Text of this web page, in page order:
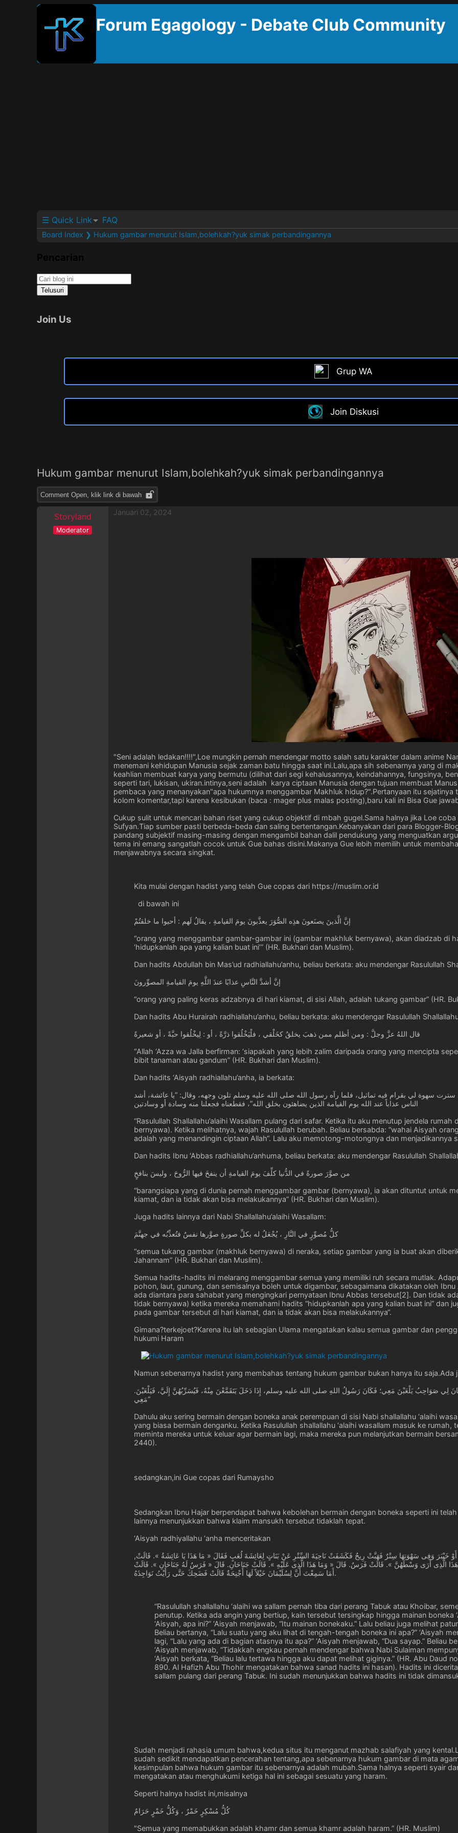
Forum Egagology - Debate Club Community
☰ Quick Link FAQ
Board Index ❯ Hukum gambar menurut Islam,bolehkah?yuk simak perbandingannya
Join Us
Grup WA
Join Diskusi
Hukum gambar menurut Islam,bolehkah?yuk simak perbandingannya
Comment Open, klik link di bawah
Storyland Januari 02, 2024
"Seni adalah ledakan!!!!",Loe mungkin pernah mendengar motto salah satu karakter dalam anime
menemani kehidupan Manusia sejak zaman batu hingga saat ini.Lalu,apa sih sebenarnya yang di
keahlian membuat karya yang bermutu (dilihat dari segi kehalusannya, keindahannya, fungsinya,
seperti tari, lukisan, ukiran.intinya,seni adalah karya ciptaan Manusia dengan tujuan membuat
pembaca yang menanyakan"apa hukumnya menggambar Makhluk hidup?".Pertanyaan itu
kolom komentar,tapi karena kesibukan (baca : mager plus malas posting),baru kali ini Bisa Gue
Cukup sulit untuk mencari bahan riset yang cukup objektif di mbah gugel.Sama halnya jika Loe
Sufyan.Tiap sumber pasti berbeda-beda dan saling bertentangan.Kebanyakan dari para Blogger-
pandang subjektif masing-masing dengan mengambil bahan dalil pendukung yang menguatkan
tema ini emang sangatlah cocok untuk Gue bahas disini.Makanya Gue lebih memilih untuk
menjawabnya secara singkat.
Kita mulai dengan hadist yang telah Gue copas dari https://muslim.or.id
di bawah ini
إنَّ الَّذينَ يصنَعونَ هذِه الصُّوَرَ يعذَّبونَ يومَ القيامةِ ، يقالُ لَهم : أحيوا ما خلقتُمْ
“orang yang menggambar gambar-gambar ini (gambar makhluk bernyawa), akan diadzab di
‘hidupkanlah apa yang kalian buat ini’” (HR. Bukhari dan Muslim).
Dan hadits Abdullah bin Mas’ud radhiallahu’anhu, beliau berkata: aku mendengar Rasulullah
إنَّ أشدَّ النَّاسِ عذابًا عندَ اللَّهِ يومَ القيامةِ المصوِّرونَ
“orang yang paling keras adzabnya di hari kiamat, di sisi Allah, adalah tukang gambar” (HR.
Dan hadits Abu Hurairah radhiallahu’anhu, beliau berkata: aku mendengar Rasulullah
قال اللهُ عزَّ وجلَّ : ومن أظلم ممن ذهبَ يخلقُ كخَلْقي ، فلْيَخْلُقوا ذرَّةً ، أو : لِيخْلُقوا حبَّةً ، أو شعيرةً
“Allah ‘Azza wa Jalla berfirman: ‘siapakah yang lebih zalim daripada orang yang mencipta
bibit tanaman atau gandum” (HR. Bukhari dan Muslim).
Dan hadits ‘Aisyah radhiallahu’anha, ia berkata:
سهوة لي بقرام فيه تماثيل، فلما رآه رسول الله صلى الله عليه وسلم تلون وجهه، وقال: “يا عائشة، أشد
الناس عذاباً عند الله يوم القيامة الذين يضاهئون بخلق الله”، فقطعناه فجعلنا منه وسادة أو وسادتين
“Rasulullah Shallallahu’alaihi Wasallam pulang dari safar. Ketika itu aku menutup jendela
bernyawa). Ketika melihatnya, wajah Rasulullah berubah. Beliau bersabda: “wahai Aisyah
adalah yang menandingin ciptaan Allah“. Lalu aku memotong-motongnya dan menjadikannya
Dan hadits Ibnu ‘Abbas radhiallahu’anhuma, beliau berkata: aku mendengar Rasulullah
من صوَّرَ صورةً في الدُّنيا كلِّفَ يومَ القيامةِ أن ينفخَ فيها الرُّوحَ ، وليسَ بنافخٍ
“barangsiapa yang di dunia pernah menggambar gambar (bernyawa), ia akan dituntut untuk
kiamat, dan ia tidak akan bisa melakukannya” (HR. Bukhari dan Muslim).
Juga hadits lainnya dari Nabi Shallallahu’alaihi Wasallam:
كلُّ مُصوِّرٍ في النَّارِ ، يُجْعَلُ له بكلِّ صورةٍ صوَّرها نفسٌ فتُعذِّبُه في جهنَّمَ
“semua tukang gambar (makhluk bernyawa) di neraka, setiap gambar yang ia buat akan
Jahannam” (HR. Bukhari dan Muslim).
Semua hadits-hadits ini melarang menggambar semua yang memiliki ruh secara mutlak.
pohon, laut, gunung, dan semisalnya boleh untuk digambar, sebagaimana dikatakan oleh
ada diantara para sahabat yang mengingkari pernyataan Ibnu Abbas tersebut[2]. Dan tidak
tidak bernyawa) ketika mereka memahami hadits “hidupkanlah apa yang kalian buat ini” dan
pada gambar tersebut di hari kiamat, dan ia tidak akan bisa melakukannya“.
Gimana?terkejoet?Karena itu lah sebagian Ulama mengatakan kalau semua gambar dan
hukumi Haram
Namun sebenarnya hadist yang membahas tentang hukum gambar bukan hanya itu
.كُنْتُ أَلْعَبُ بِالْبَنَاتِ عِنْدَ النَّبِيِّ صَلَّى اللهُ عَلَيْهِ وَسَلَّمَ، وَكَانَ لِي صَوَاحِبُ يَلْعَبْنَ مَعِي؛ فَكَانَ رَسُولُ اللهِ صلى الله عليه وسلم، إِذَا دَخَلَ يَتَقَمَّعْنَ مِنْهُ، فَيُسَرِّبُهُنَّ إِلَيَّ، فَيَلْعَبْنَ
مَعِي“
Dahulu aku sering bermain dengan boneka anak perempuan di sisi Nabi shallallahu ‘alaihi
yang biasa bermain denganku. Ketika Rasulullah shallallahu ‘alaihi wasallam masuk ke
meminta mereka untuk keluar agar bermain lagi, maka mereka pun melanjutkan bermain
2440).
sedangkan,ini Gue copas dari Rumaysho
Sedangkan Ibnu Hajar berpendapat bahwa kebolehan bermain dengan boneka seperti ini
lainnya menunjukkan bahwa klaim mansukh tersebut tidaklah tepat.
‘Aisyah radhiyallahu ‘anha menceritakan
,قَدِمَ رَسُولُ اللَّهِ -صلى الله عليه وسلم- مِنْ غَزْوَةِ تَبُوكَ أَوْ خَيْبَرَ وَفِى سَهْوَتِهَا سِتْرٌ فَهَبَّتْ رِيحٌ فَكَشَفَتْ نَاحِيَةَ السِّتْرِ عَنْ بَنَاتٍ لِعَائِشَةَ لُعَبٍ فَقَالَ « مَا هَذَا يَا عَائِشَةُ ». قَالَتْ
هَذَا الَّذِى أَرَى وَسْطَهُنَّ ». قَالَتْ فَرَسٌ. قَالَ « وَمَا هَذَا الَّذِى عَلَيْهِ ». قَالَتْ جَنَاحَانِ. قَالَ « فَرَسٌ لَهُ جَنَاحَانِ ». قَالَتْ
أَمَا سَمِعْتَ أَنَّ لِسُلَيْمَانَ خَيْلاً لَهَا أَجْنِحَةٌ قَالَتْ فَضَحِكَ حَتَّى رَأَيْتُ نَوَاجِذَهُ.
“Rasulullah shallallahu ‘alaihi wa sallam pernah tiba dari perang Tabuk atau Khoibar,
penutup. Ketika ada angin yang bertiup, kain tersebut tersingkap hingga mainan boneka
‘Aisyah, apa ini?” ‘Aisyah menjawab, “Itu mainan bonekaku.” Lalu beliau juga melihat
Beliau bertanya, “Lalu suatu yang aku lihat di tengah-tengah boneka ini apa?” ‘Aisyah
lagi, “Lalu yang ada di bagian atasnya itu apa?” ‘Aisyah menjawab, “Dua sayap.” Beliau
‘Aisyah menjawab, “Tidakkah engkau pernah mendengar bahwa Nabi Sulaiman
‘Aisyah berkata, “Beliau lalu tertawa hingga aku dapat melihat giginya.” (HR. Abu Daud
890. Al Hafizh Abu Thohir mengatakan bahwa sanad hadits ini hasan). Hadits ini
sallam pulang dari perang Tabuk. Ini sudah menunjukkan bahwa hadits ini tidak
Sudah menjadi rahasia umum bahwa,kedua situs itu menganut mazhab salafiyah yang
sudah sedikit mendapatkan pencerahan tentang,apa sebenarnya hukum gambar di mata
kesimpulan bahwa hukum gambar itu sebenarnya adalah mubah.Sama halnya seperti syair
mengatakan atau menghukumi ketiga hal ini sebagai sesuatu yang haram.
Seperti halnya hadist ini,misalnya
كُلُّ مُسْكِرٍ خَمْرٌ ، وَكُلُّ خَمْرٍ حَرَامٌ
"Semua yang memabukkan adalah khamr dan semua khamr adalah haram.” (HR. Muslim)